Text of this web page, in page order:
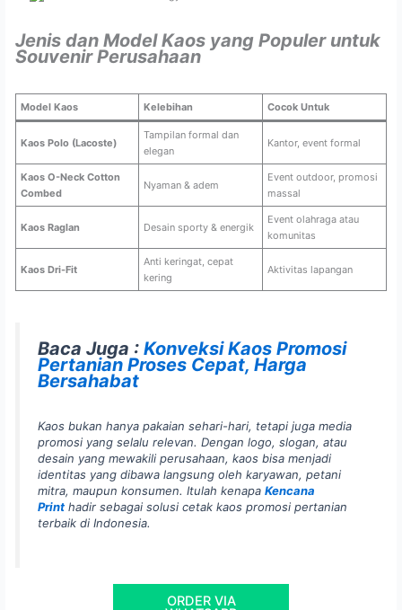
Jenis dan Model Kaos yang Populer untuk
Souvenir Perusahaan
Model Kaos Kelebihan Cocok Untuk
Kaos Polo (Lacoste)
Tampilan formal dan
elegan
Kantor, event formal
Kaos O-Neck Cotton
Combed
Nyaman & adem
Event outdoor, promosi
massal
Kaos Raglan Desain sporty & energik
Event olahraga atau
komunitas
Kaos Dri-Fit
Anti keringat, cepat
kering
Aktivitas lapangan
Baca Juga : Konveksi Kaos Promosi
Pertanian Proses Cepat, Harga
Bersahabat
Kaos bukan hanya pakaian sehari-hari, tetapi juga media
promosi yang selalu relevan. Dengan logo, slogan, atau
desain yang mewakili perusahaan, kaos bisa menjadi
identitas yang dibawa langsung oleh karyawan, petani
mitra, maupun konsumen. Itulah kenapa Kencana
Printhadir sebagai solusi cetak kaos promosi pertanian
terbaik di Indonesia.
ORDER VIA